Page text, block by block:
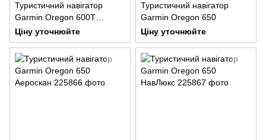
Туристичний навігатор
Garmin Oregon 600T
НавЛюкс
Ціну уточнюйте
Туристичний навігатор
Garmin Oregon 650
Ціну уточнюйте